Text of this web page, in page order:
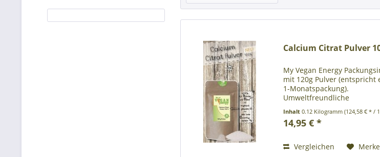
Calcium Citrat Pulver
My Vegan Energy
mit 120g Pulver (entspricht
1-Monatspackung).
Umweltfreundliche
Kunststoff
Nahrungsergänzungsmittel
Pro Portion % des...
Inhalt0.12 Kilogramm(124,58 € * / 1
14,95 € *
Vergleichen